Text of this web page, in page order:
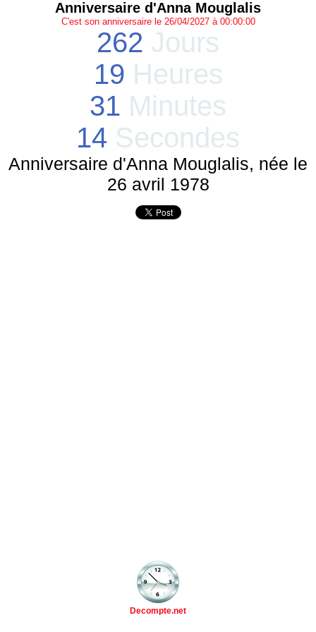
Anniversaire d'Anna Mouglalis
C'est son anniversaire le 26/04/2027 à 00:00:00
262 Jours
19 Heures
31 Minutes
14 Secondes
Anniversaire d'Anna Mouglalis, née le
26 avril 1978
Decompte.net